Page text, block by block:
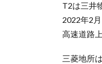
T2は三井
2022年2
高速道路
三菱地所